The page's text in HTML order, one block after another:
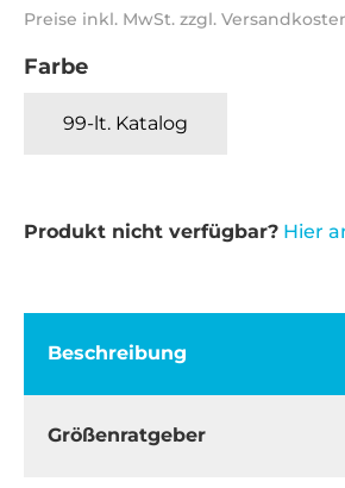
Preise inkl. MwSt. zzgl.
Farbe
99-lt. Katalog
Produkt nicht verfügbar? Hier
Beschreibung
Größenratgeber